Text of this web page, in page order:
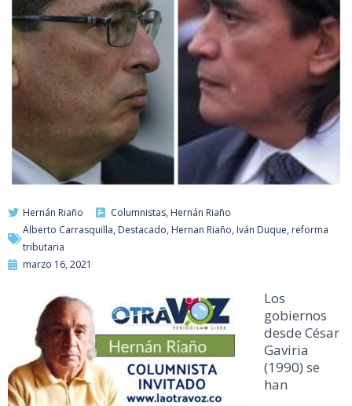
Hernán Riaño Columnistas, Hernán Riaño
Alberto Carrasquilla, Destacado, Hernan Riaño, Iván Duque, reforma
tributaria
marzo 16, 2021
Los
gobiernos
desde César
Gaviria
(1990) se
han